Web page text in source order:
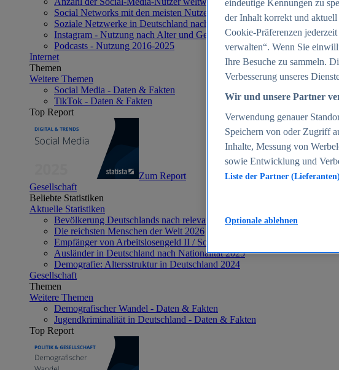
Social Networks mit den meisten Nutzern weltweit 2025
Soziale Netzwerke in Deutschland nach Generationen 2025
Instagram - Nutzung nach Alter und Geschlecht in Deutschland 2025
Podcasts - Nutzung 2016-2025
Internet
Themen
Weitere Themen
Social Media - Daten & Fakten
TikTok - Daten & Fakten
Top Report
Zum Report
Gesellschaft
Beliebte Statistiken
Aktuelle Statistiken
Bevölkerung Deutschlands nach relevanten Altersgruppen 2024
Die reichsten Menschen der Welt 2026
Empfänger von Arbeitslosengeld II / Sozialgeld / Bürgergeld in
Ausländer in Deutschland nach Nationalität 2025
Demografie: Altersstruktur in Deutschland 2024
Gesellschaft
Themen
Weitere Themen
Demografischer Wandel - Daten & Fakten
Jugendkriminalität in Deutschland - Daten & Fakten
Top Report
eindeutige Kennungen zu
der Inhalt korrekt und
Cookie-Präferenzen
verwalten“. Wenn Sie
Ihre Besuche zu sammeln.
Verbesserung unseres
Wir und unsere Partner
Verwendung genauer
Speichern von oder Zugriff
Inhalte, Messung von
sowie Entwicklung und
Liste der Partner (Lieferanten)
Optionale ablehnen